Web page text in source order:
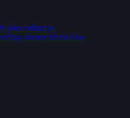
jeho cieľom je
nechce návrat Fica